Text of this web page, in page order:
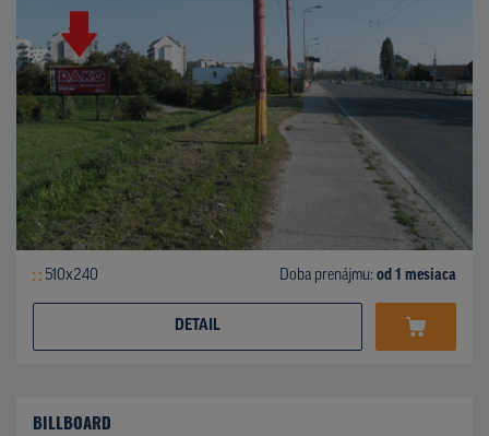
510x240 Doba prenájmu: od 1 mesiaca
DETAIL
BILLBOARD